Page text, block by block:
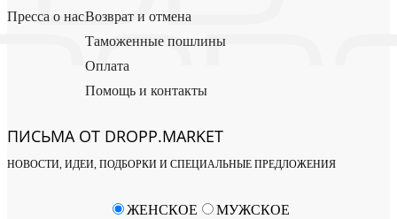
Пресса о насВозврат и отмена
Таможенные пошлины
Оплата
Помощь и контакты
ПИСЬМА ОТ DROPP.MARKET
НОВОСТИ, ИДЕИ, ПОДБОРКИ И СПЕЦИАЛЬНЫЕ ПРЕДЛОЖЕНИЯ
ЖЕНСКОЕ МУЖСКОЕ